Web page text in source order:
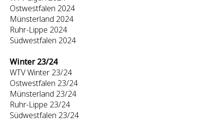
Ostwestfalen 2024
Münsterland 2024
Ruhr-Lippe 2024
Südwestfalen 2024
Winter 23/24
WTV Winter 23/24
Ostwestfalen 23/24
Münsterland 23/24
Ruhr-Lippe 23/24
Südwestfalen 23/24